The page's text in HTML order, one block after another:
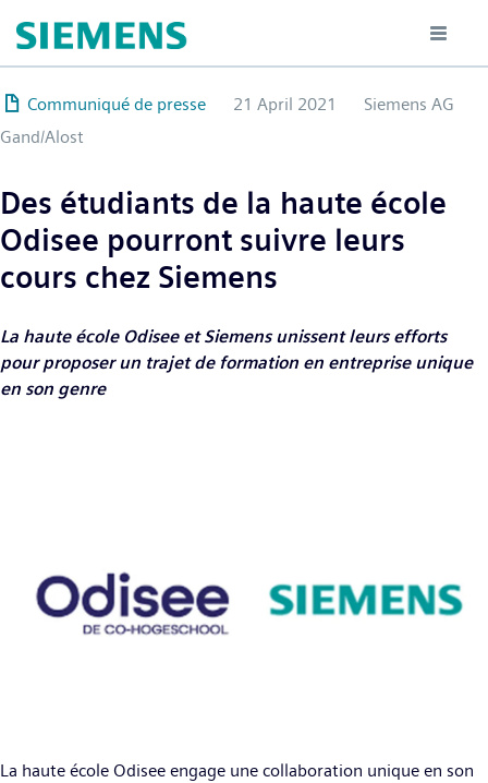
till
huvudinnehåll
Communiqué de presse
21 April 2021
Siemens AG
Gand/Alost
Des étudiants de la haute école
Odisee pourront suivre leurs
cours chez Siemens
La haute école Odisee et Siemens unissent leurs efforts
pour proposer un trajet de formation en entreprise unique
en son genre
La haute école Odisee engage une collaboration unique en son